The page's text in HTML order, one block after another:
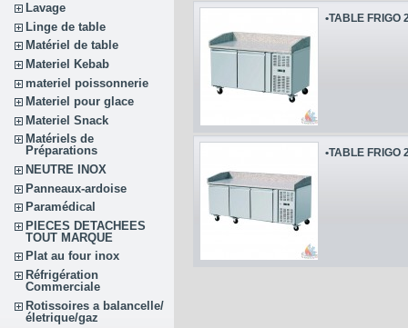
Lavage
Linge de table
Matériel de table
Materiel Kebab
materiel poissonnerie
Materiel pour glace
Materiel Snack
Matériels de
Préparations
NEUTRE INOX
Panneaux-ardoise
Paramédical
PIECES DETACHEES
TOUT MARQUE
Plat au four inox
Réfrigération
Commerciale
Rotissoires a balancelle/
életrique/gaz
•TABLE FRIGO
•TABLE FRIGO